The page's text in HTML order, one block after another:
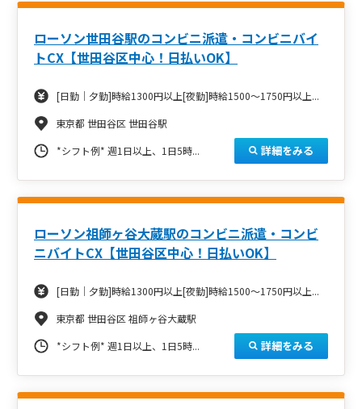
ローソン世田谷駅のコンビニ派遣・コンビニバイ
トCX【世田谷区中心！日払いOK】
[日勤｜夕勤]時給1300円以上[夜勤]時給1500～1750円以上...
東京都 世田谷区 世田谷駅
*シフト例* 週1日以上、1日5時... 詳細をみる
ローソン祖師ヶ谷大蔵駅のコンビニ派遣・コンビ
ニバイトCX【世田谷区中心！日払いOK】
[日勤｜夕勤]時給1300円以上[夜勤]時給1500～1750円以上...
東京都 世田谷区 祖師ヶ谷大蔵駅
*シフト例* 週1日以上、1日5時... 詳細をみる